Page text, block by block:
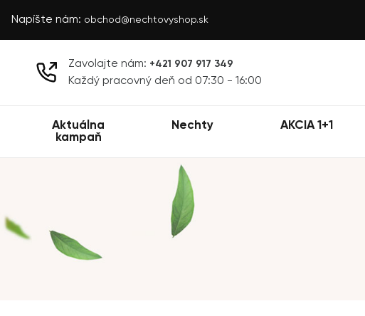
Napíšte nám: obchod@nechtovyshop.sk
Zavolajte nám: +421 907 917 349
Každý pracovný deň od 07:30 - 16:00
Aktuálna
kampaň
Nechty AKCIA 1+1